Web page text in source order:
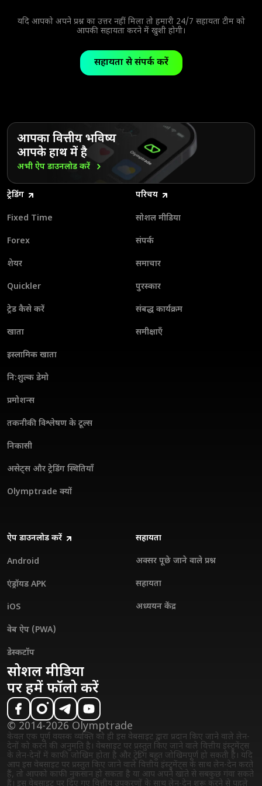
जा सकती।
यदि आपको अपने प्रश्न का उत्तर नहीं मिला तो हमारी 24/7 सहायता टीम को
आपकी सहायता करने में खुशी होगी।
सहायता से संपर्क करें
आपका वित्तीय भविष्य
आपके हाथ में है
अभी ऐप डाउनलोड करें
ट्रेडिंग
Fixed Time
Forex
शेयर
Quickler
ट्रेड कैसे करें
खाता
इस्लामिक खाता
नि:शुल्क डेमो
प्रमोशन्स
तकनीकी विश्लेषण के टूल्स
निकासी
असेट्स और ट्रेडिंग स्थितियाँ
Olymptrade क्यों
परिचय
सोशल मीडिया
संपर्क
समाचार
पुरस्कार
संबद्ध कार्यक्रम
समीक्षाएँ
ऐप डाउनलोड करें
Android
एंड्रॉयड APK
iOS
वेब ऐप (PWA)
डेस्कटॉप
सहायता
अक्सर पूछे जाने वाले प्रश्न
सहायता
अध्ययन केंद्र
सोशल मीडिया
पर हमें फॉलो करें
© 2014-2026 Olymptrade
केवल एक पूर्ण वयस्क व्यक्ति को ही इस वेबसाइट द्वारा प्रदान किए जाने वाले लेन-
देनों को करने की अनुमति है। वेबसाइट पर प्रस्तुत किए जाने वाले वित्तीय इंस्ट्रुमेंट्स
के लेन-देनों में काफी जोखिम होता है और ट्रेडिंग बहुत जोखिमपूर्ण हो सकती है। यदि
आप इस वेबसाइट पर प्रस्तुत किए जाने वाले वित्तीय इंस्ट्रुमेंट्स के साथ लेन-देन करते
हैं, तो आपको काफी नुकसान हो सकता है या आप अपने खाते से सबकुछ गंवा सकते